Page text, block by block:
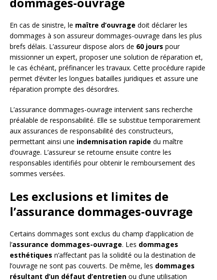
En cas de sinistre, le maître d’ouvrage doit déclarer les
dommages à son assureur dommages-ouvrage dans les plus
brefs délais. L’assureur dispose alors de 60 jours pour
missionner un expert, proposer une solution de réparation et,
le cas échéant, préfinancer les travaux. Cette procédure rapide
permet d’éviter les longues batailles juridiques et assure une
réparation prompte des désordres.
L’assurance dommages-ouvrage intervient sans recherche
préalable de responsabilité. Elle se substitue temporairement
aux assurances de responsabilité des constructeurs,
permettant ainsi une indemnisation rapide du maître
d’ouvrage. L’assureur se retourne ensuite contre les
responsables identifiés pour obtenir le remboursement des
sommes versées.
Les exclusions et limites de
l’assurance dommages-ouvrage
Certains dommages sont exclus du champ d’application de
l’assurance dommages-ouvrage. Les dommages
esthétiques n’affectant pas la solidité ou la destination de
l’ouvrage ne sont pas couverts. De même, les dommages
résultant d’un défaut d’entretien ou d’une utilisation